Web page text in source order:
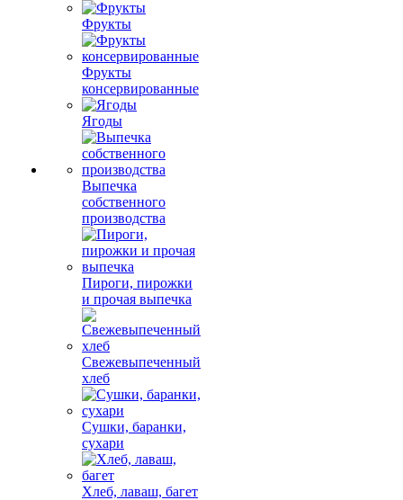
Фрукты
Фрукты
консервированные
Ягоды
Выпечка
собственного
производства
Пироги, пирожки
и прочая выпечка
Свежевыпеченный
хлеб
Сушки, баранки,
сухари
Хлеб, лаваш, багет